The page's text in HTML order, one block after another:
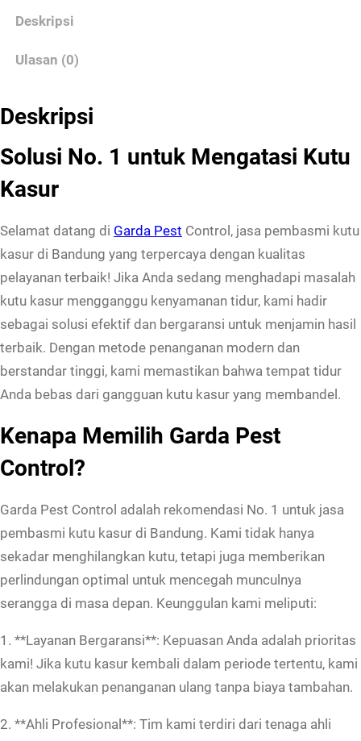
b
s
m
i
K
u
t
u
K
a
s
u
d
i
a
n
d
u
n
R
e
k
o
Deskripsi
Ulasan (0)
Deskripsi
Solusi No. 1 untuk Mengatasi Kutu
Kasur
Selamat datang di Garda Pest Control, jasa pembasmi kutu
kasur di Bandung yang terpercaya dengan kualitas
pelayanan terbaik! Jika Anda sedang menghadapi masalah
kutu kasur mengganggu kenyamanan tidur, kami hadir
sebagai solusi efektif dan bergaransi untuk menjamin hasil
terbaik. Dengan metode penanganan modern dan
berstandar tinggi, kami memastikan bahwa tempat tidur
Anda bebas dari gangguan kutu kasur yang membandel.
Kenapa Memilih Garda Pest
Control?
Garda Pest Control adalah rekomendasi No. 1 untuk jasa
pembasmi kutu kasur di Bandung. Kami tidak hanya
sekadar menghilangkan kutu, tetapi juga memberikan
perlindungan optimal untuk mencegah munculnya
serangga di masa depan. Keunggulan kami meliputi:
1. **Layanan Bergaransi**: Kepuasan Anda adalah prioritas
kami! Jika kutu kasur kembali dalam periode tertentu, kami
akan melakukan penanganan ulang tanpa biaya tambahan.
2. **Ahli Profesional**: Tim kami terdiri dari tenaga ahli